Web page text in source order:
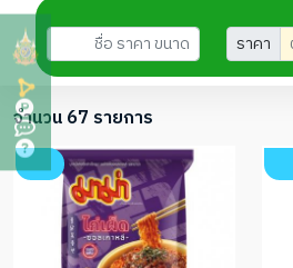
ราคา
จำนวน 67 รายการ